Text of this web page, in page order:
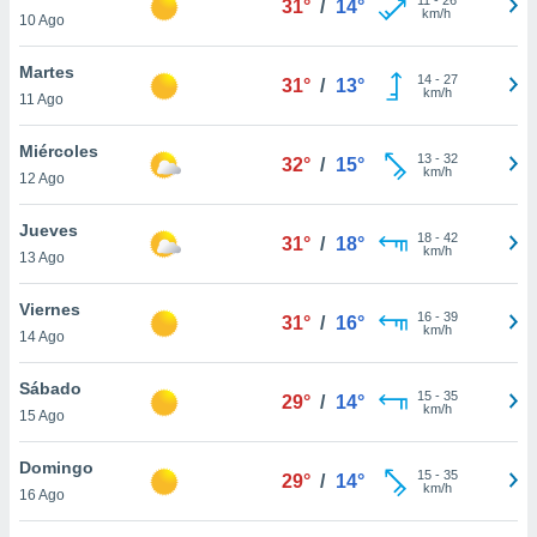
más
nuestra
y
de
disponible
cookies
aceptar
10 Ago
31° / 14°
km/h
Martes
11 Ago
31° / 13° 14- 27
km/h
Miércoles
12 Ago
32° / 15° 13- 32
km/h
Jueves
13 Ago
31° / 18° 18- 42
km/h
Viernes
14 Ago
31° / 16° 16- 39
km/h
Sábado
15 Ago
29° / 14° 15- 35
km/h
Domingo
16 Ago
29° / 14° 15- 35
km/h